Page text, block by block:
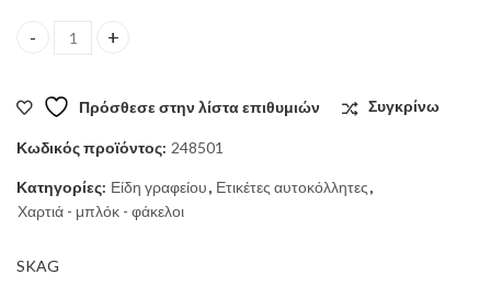
ΕΤΙΚΕΤΕΣ SKAG ECONOMY 8/32 1ΟΨΗ 19,5CM quantity
Πρόσθεσε στην λίστα επιθυμιών Συγκρίνω
Κωδικός προϊόντος: 248501
Κατηγορίες: Είδη γραφείου, Ετικέτες αυτοκόλλητες,
Χαρτιά - μπλόκ - φάκελοι
SKAG